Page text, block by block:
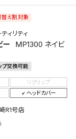
替え割対象
ィリティ
ー
MP1300 ネイビ
プ交換可能
リグリップ
ヘッドカバー
R1号店
条件一覧」に
く簡単に開